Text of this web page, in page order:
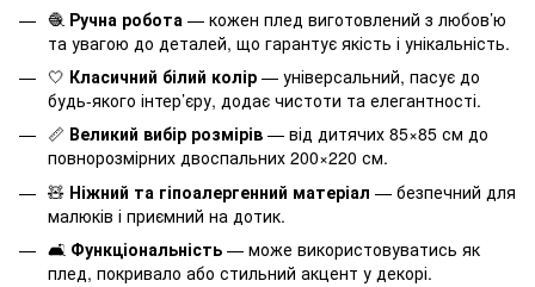
🧶 Ручна робота — кожен плед виготовлений з любов’ю
та увагою до деталей, що гарантує якість і унікальність.
🤍 Класичний білий колір — універсальний, пасує до
будь-якого інтер’єру, додає чистоти та елегантності.
📏 Великий вибір розмірів — від дитячих 85×85 см до
повнорозмірних двоспальних 200×220 см.
🧸 Ніжний та гіпоалергенний матеріал — безпечний для
малюків і приємний на дотик.
🛋️ Функціональність — може використовуватись як
плед, покривало або стильний акцент у декорі.